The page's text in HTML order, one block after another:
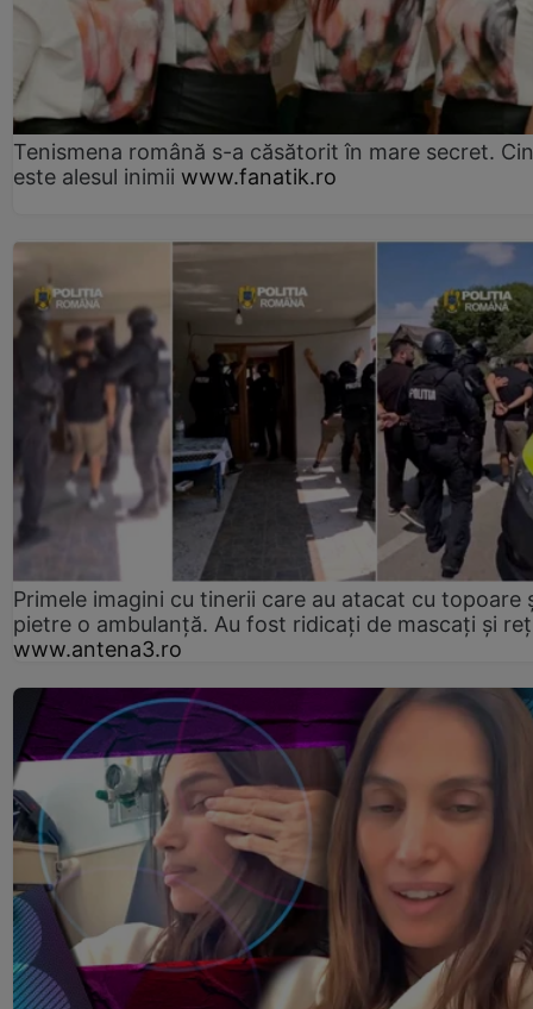
Tenismena română s-a căsătorit în mare secret.
este alesul inimii www.fanatik.ro
Primele imagini cu tinerii care au atacat cu topoare
pietre o ambulanță. Au fost ridicați de mascați și
www.antena3.ro